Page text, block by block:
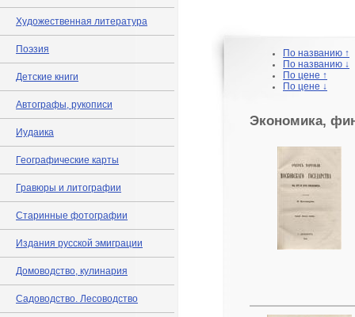
Художественная литература
Поэзия
Детские книги
Автографы, рукописи
Иудаика
Географические карты
Гравюры и литографии
Старинные фотографии
Издания русской эмиграции
Домоводство, кулинария
Садоводство. Лесоводство
По названию ↑
По названию ↓
По цене ↑
По цене ↓
Экономика,